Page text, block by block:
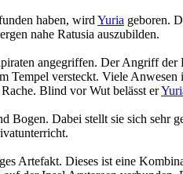
haben, wird Yuria geboren.
nahe Ratusia auszubilden.
angegriffen. Der Angriff
Tempel versteckt. Viele
Blind vor Wut belässt er
Bogen. Dabei stellt sie sich
Artefakt. Dieses ist eine